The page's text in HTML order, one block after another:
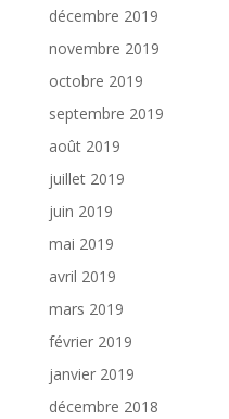
décembre 2019
novembre 2019
octobre 2019
septembre 2019
août 2019
juillet 2019
juin 2019
mai 2019
avril 2019
mars 2019
février 2019
janvier 2019
décembre 2018